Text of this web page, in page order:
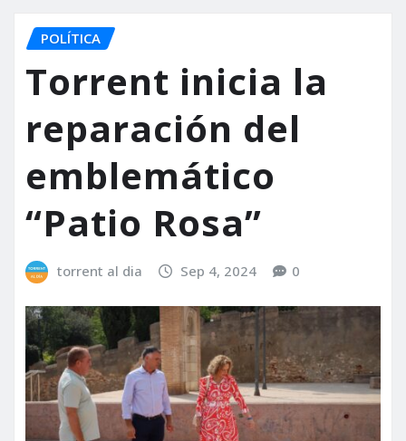
POLÍTICA
Torrent inicia la
reparación del
emblemático
“Patio Rosa”
torrent al dia Sep 4, 2024 0